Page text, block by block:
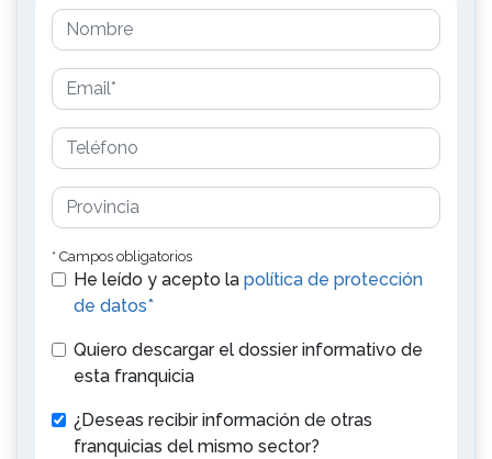
* Campos obligatorios
He leído y acepto la política de protección
de datos*
Quiero descargar el dossier informativo de
esta franquicia
¿Deseas recibir información de otras
franquicias del mismo sector?